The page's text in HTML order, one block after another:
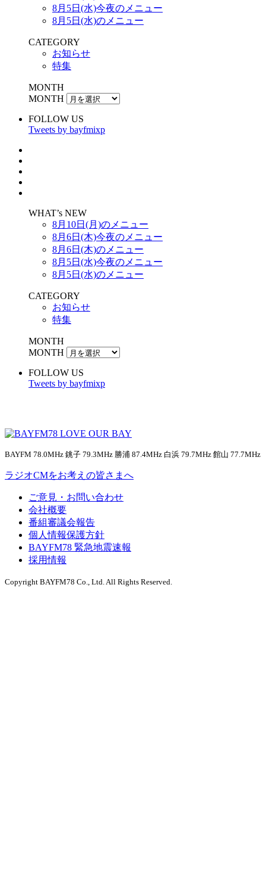
8月5日(水)今夜のメニュー
8月5日(水)のメニュー
CATEGORY
お知らせ
特集
MONTH
MONTH
FOLLOW US
Tweets by bayfmixp
WHAT’s NEW
8月10日(月)のメニュー
8月6日(木)今夜のメニュー
8月6日(木)のメニュー
8月5日(水)今夜のメニュー
8月5日(水)のメニュー
CATEGORY
お知らせ
特集
MONTH
MONTH
FOLLOW US
Tweets by bayfmixp
BAYFM 78.0MHz 銚子 79.3MHz 勝浦 87.4MHz 白浜 79.7MHz 館山 77.7MHz
ラジオCMをお考えの皆さまへ
ご意見・お問い合わせ
会社概要
番組審議会報告
個人情報保護方針
BAYFM78 緊急地震速報
採用情報
Copyright BAYFM78 Co., Ltd. All Rights Reserved.